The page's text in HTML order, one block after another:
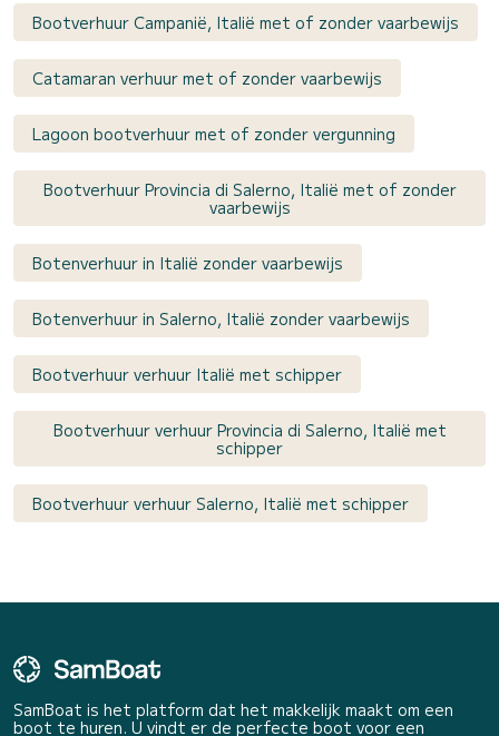
Bootverhuur Campanië, Italië met of zonder vaarbewijs
Catamaran verhuur met of zonder vaarbewijs
Lagoon bootverhuur met of zonder vergunning
Bootverhuur Provincia di Salerno, Italië met of zonder
vaarbewijs
Botenverhuur in Italië zonder vaarbewijs
Botenverhuur in Salerno, Italië zonder vaarbewijs
Bootverhuur verhuur Italië met schipper
Bootverhuur verhuur Provincia di Salerno, Italië met
schipper
Bootverhuur verhuur Salerno, Italië met schipper
SamBoat is het platform dat het makkelijk maakt om een
boot te huren. U vindt er de perfecte boot voor een